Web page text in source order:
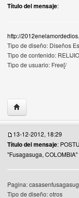
perfil del usuario
Título del mensaje:
http://
Tipo de diseño: Diseños
Tipo de contenido:
Tipo de usuario: Free[/
Visitar sitio web del
perfil del usuario
13-12-2012, 18:29
Título del mensaje:
"Fusagasuga, COLOMBIA"
Pagina:
Tipo de diseño: otros